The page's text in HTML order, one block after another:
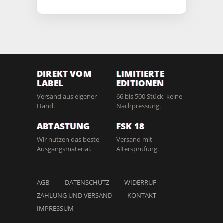
DIREKT VOM
LABEL
Versand aus eigener
Hand.
LIMITIERTE
EDITIONEN
66 bis 500 Stück, keine
Nachpressung.
ABTASTUNG
Wir nutzen das beste
Ausgangsmaterial.
FSK 18
Versand mit
Altersprüfung.
AGB DATENSCHUTZ
WIDERRUF
ZAHLUNG UND VERSAND
KONTAKT
IMPRESSUM